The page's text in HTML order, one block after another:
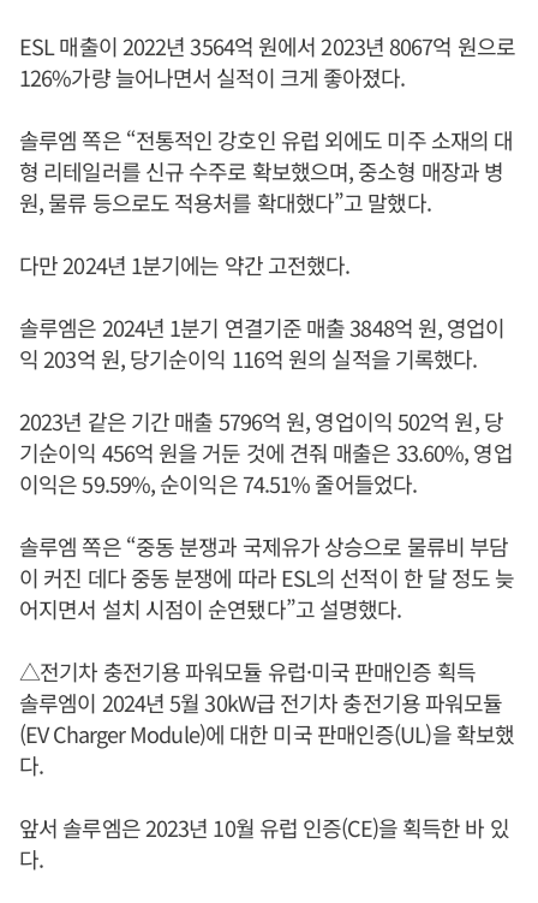
ESL 매출이 2022년 3564억 원에서 2023년 8067억 원으로
126%가량 늘어나면서 실적이 크게 좋아졌다.
솔루엠 쪽은 “전통적인 강호인 유럽 외에도 미주 소재의 대
형 리테일러를 신규 수주로 확보했으며, 중소형 매장과 병
원, 물류 등으로도 적용처를 확대했다”고 말했다.
다만 2024년 1분기에는 약간 고전했다.
솔루엠은 2024년 1분기 연결기준 매출 3848억 원, 영업이
익 203억 원, 당기순이익 116억 원의 실적을 기록했다.
2023년 같은 기간 매출 5796억 원, 영업이익 502억 원, 당
기순이익 456억 원을 거둔 것에 견줘 매출은 33.60%, 영업
이익은 59.59%, 순이익은 74.51% 줄어들었다.
솔루엠 쪽은 “중동 분쟁과 국제유가 상승으로 물류비 부담
이 커진 데다 중동 분쟁에 따라 ESL의 선적이 한 달 정도 늦
어지면서 설치 시점이 순연됐다”고 설명했다.
△전기차 충전기용 파워모듈 유럽·미국 판매인증 획득
솔루엠이 2024년 5월 30kW급 전기차 충전기용 파워모듈
(EV Charger Module)에 대한 미국 판매인증(UL)을 확보했
다.
앞서 솔루엠은 2023년 10월 유럽 인증(CE)을 획득한 바 있
다.